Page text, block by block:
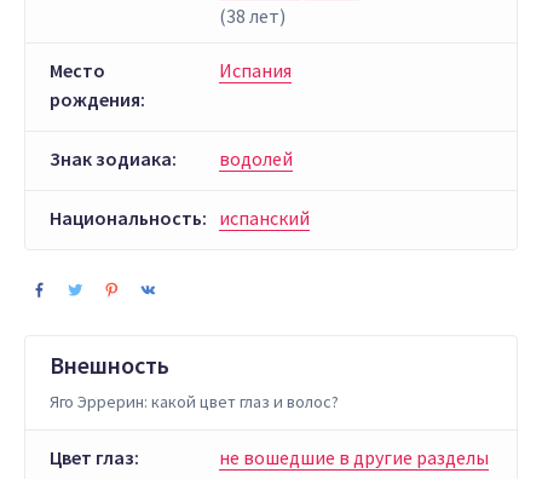
(38 лет)
Место
рождения:
Испания
Знак зодиака: водолей
Национальность: испанский
Внешность
Яго Эррерин: какой цвет глаз и волос?
Цвет глаз: не вошедшие в другие разделы